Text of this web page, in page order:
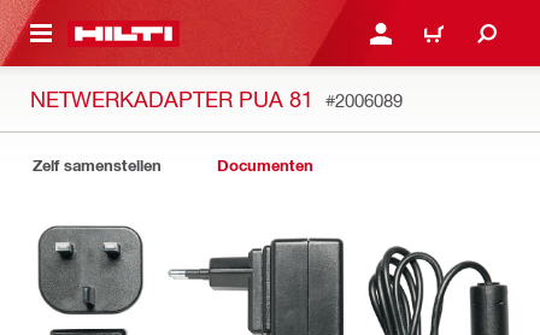
HOOFDINHOUD LOG IN OF REGISTREER
WINKELWAGEN
NETWERKADAPTER PUA 81 #2006089
Zelf samenstellen Documenten